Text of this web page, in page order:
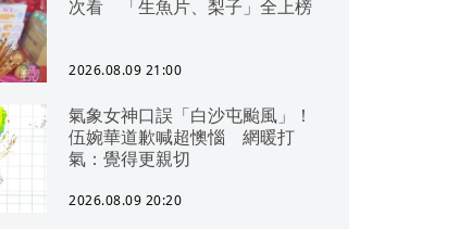
次看 「生魚片、梨子」全上榜
2026.08.09 21:00
氣象女神口誤「白沙屯颱風」！
伍婉華道歉喊超懊惱 網暖打
氣：覺得更親切
2026.08.09 20:20